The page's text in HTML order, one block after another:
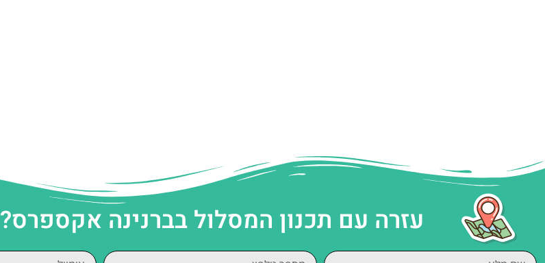
עזרה עם תכנון המסלול בברנינה אקספרס?